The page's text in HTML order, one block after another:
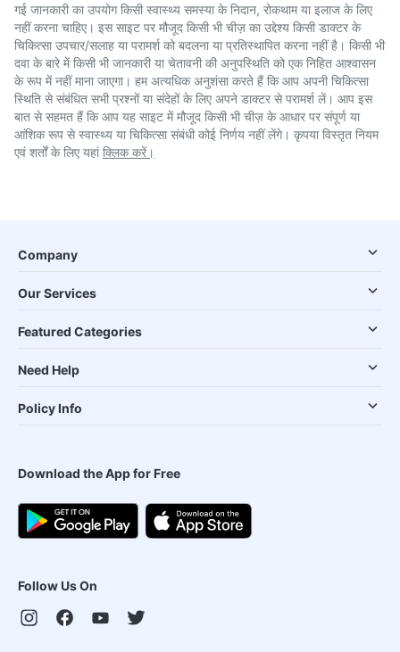
गई जानकारी का उपयोग किसी स्वास्थ्य समस्या के निदान, रोकथाम या इलाज के लिए
नहीं करना चाहिए। इस साइट पर मौजूद किसी भी चीज़ का उद्देश्य किसी डाक्टर के
चिकित्सा उपचार/सलाह या परामर्श को बदलना या प्रतिस्थापित करना नहीं है। किसी भी
दवा के बारे में किसी भी जानकारी या चेतावनी की अनुपस्थिति को एक निहित आश्वासन
के रूप में नहीं माना जाएगा। हम अत्यधिक अनुशंसा करते हैं कि आप अपनी चिकित्सा
स्थिति से संबंधित सभी प्रश्नों या संदेहों के लिए अपने डाक्टर से परामर्श लें। आप इस
बात से सहमत हैं कि आप यह साइट में मौजूद किसी भी चीज़ के आधार पर संपूर्ण या
आंशिक रूप से स्वास्थ्य या चिकित्सा संबंधी कोई निर्णय नहीं लेंगे। कृपया विस्तृत नियम
एवं शर्तों के लिए यहांक्लिक करें।
Company
Our Services
Featured Categories
Need Help
Policy Info
Download the App for Free
Follow Us On